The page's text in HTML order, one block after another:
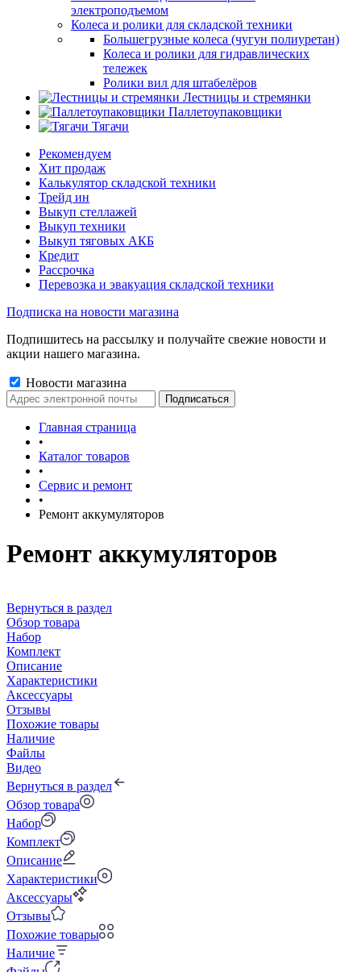
электроподъемом
Колеса и ролики для складской техники
Большегрузные колеса (чугун полиуретан)
Колеса и ролики для гидравлических
тележек
Ролики вил для штабелёров
Лестницы и стремянки
Паллетоупаковщики
Тягачи
Рекомендуем
Хит продаж
Калькулятор складской техники
Трейд ин
Выкуп стеллажей
Выкуп техники
Выкуп тяговых АКБ
Кредит
Рассрочка
Перевозка и эвакуация складской техники
Подписка на новости магазина
Подпишитесь на рассылку и получайте свежие новости и
акции нашего магазина.
Новости магазина
Главная страница
•
Каталог товаров
•
Сервис и ремонт
•
Ремонт аккумуляторов
Ремонт аккумуляторов
Вернуться в раздел
Обзор товара
Набор
Комплект
Описание
Характеристики
Аксессуары
Отзывы
Похожие товары
Наличие
Файлы
Видео
Вернуться в раздел
Обзор товара
Набор
Комплект
Описание
Характеристики
Аксессуары
Отзывы
Похожие товары
Наличие